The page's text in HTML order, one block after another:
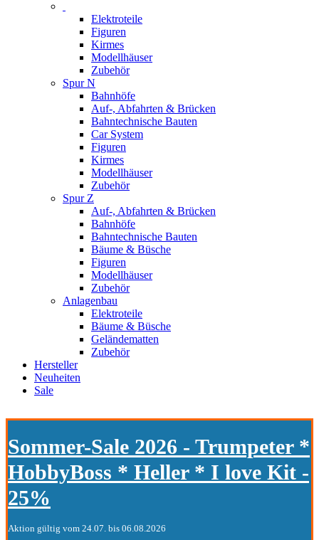
Elektroteile
Figuren
Kirmes
Modellhäuser
Zubehör
Spur N
Bahnhöfe
Auf-, Abfahrten & Brücken
Bahntechnische Bauten
Car System
Figuren
Kirmes
Modellhäuser
Zubehör
Spur Z
Auf-, Abfahrten & Brücken
Bahnhöfe
Bahntechnische Bauten
Bäume & Büsche
Figuren
Modellhäuser
Zubehör
Anlagenbau
Elektroteile
Bäume & Büsche
Geländematten
Zubehör
Hersteller
Neuheiten
Sale
Sommer-Sale 2026 - Trumpeter *
HobbyBoss * Heller * I love Kit -
25%
Aktion gültig vom 24.07. bis 06.08.2026